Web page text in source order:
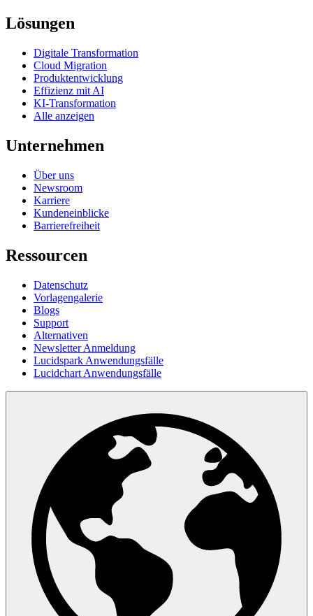
Lösungen
Digitale Transformation
Cloud Migration
Produktentwicklung
Effizienz mit AI
KI-Transformation
Alle anzeigen
Unternehmen
Über uns
Newsroom
Karriere
Kundeneinblicke
Barrierefreiheit
Ressourcen
Datenschutz
Vorlagengalerie
Blogs
Support
Alternativen
Newsletter Anmeldung
Lucidspark Anwendungsfälle
Lucidchart Anwendungsfälle